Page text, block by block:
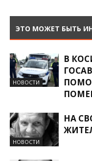
ЭТО МОЖЕТ БЫТЬ
НОВОСТИ
В
НОВОСТИ
НА